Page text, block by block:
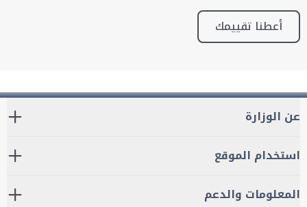
أعطنا تقييمك
عن الوزارة
استخدام الموقع
المعلومات والدعم